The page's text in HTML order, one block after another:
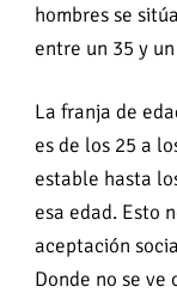
hombres se
entre un 35 y
La franja de
es de los 25 a
estable hasta
esa edad. Esto
aceptación
Donde no se ve